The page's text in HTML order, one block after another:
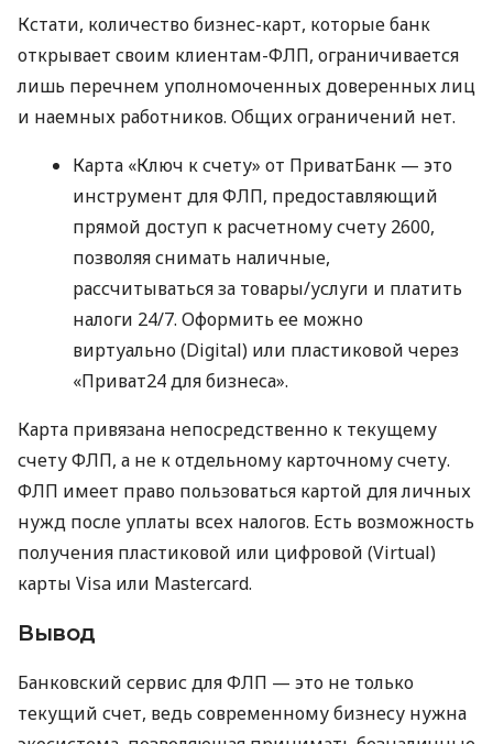
Кстати, количество бизнес-карт, которые банк
открывает своим клиентам-ФЛП, ограничивается
лишь перечнем уполномоченных доверенных лиц
и наемных работников. Общих ограничений нет.
Карта «Ключ к счету» от ПриватБанк — это
инструмент для ФЛП, предоставляющий
прямой доступ к расчетному счету 2600,
позволяя снимать наличные,
рассчитываться за товары/услуги и платить
налоги 24/7. Оформить ее можно
виртуально (Digital) или пластиковой через
«Приват24 для бизнеса».
Карта привязана непосредственно к текущему
счету ФЛП, а не к отдельному карточному счету.
ФЛП имеет право пользоваться картой для личных
нужд после уплаты всех налогов. Есть возможность
получения пластиковой или цифровой (Virtual)
карты Visa или Mastercard.
Вывод
Банковский сервис для ФЛП — это не только
текущий счет, ведь современному бизнесу нужна